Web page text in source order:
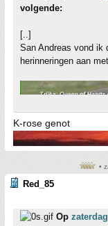
volgende:
[..]
San Andreas vond ik
herinneringen aan
K-rose genot
•
Red_85
Op